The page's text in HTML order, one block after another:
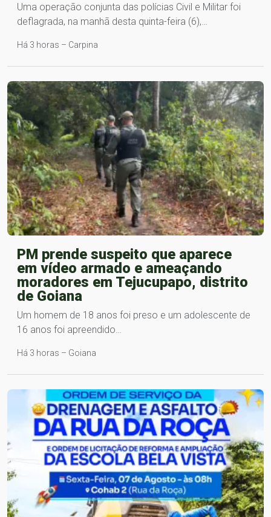
Uma operação conjunta das polícias Civil e Militar foi
deflagrada, na manhã desta quinta-feira (6),…
Há 3 horas – Carpina
PM prende suspeito que aparece
em vídeo armado e ameaçando
moradores em Tejucupapo, distrito
de Goiana
Um homem de 18 anos foi preso e um adolescente de
16 anos foi apreendido…
Há 3 horas – Goiana